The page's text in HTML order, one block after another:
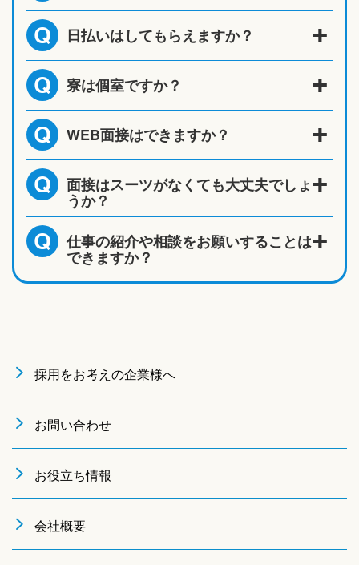
Q 日払いはしてもらえますか？
Q 寮は個室ですか？
Q WEB面接はできますか？
Q 面接はスーツがなくても大丈夫でしょ
うか？
Q 仕事の紹介や相談をお願いすることは
できますか？
採用をお考えの企業様へ
お問い合わせ
お役立ち情報
会社概要